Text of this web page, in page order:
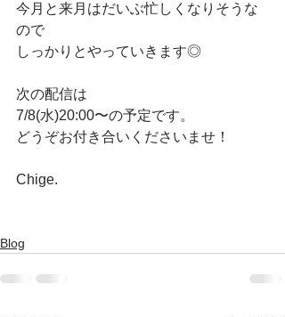
今月と来月はだいぶ忙しくなりそうな
ので
しっかりとやっていきます◎
次の配信は
7/8(水)20:00〜の予定です。
どうぞお付き合いくださいませ！
Chige.
Blog